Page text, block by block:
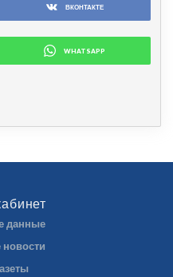
ВКОНТАКТЕ
WHATSAPP
данные